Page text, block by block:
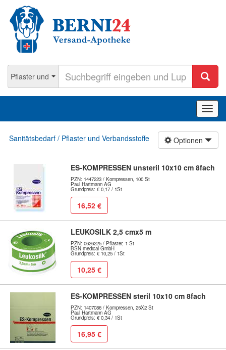
ein-/
Optionen
Sanitätsbedarf / Pflaster und Verbandsstoffe
ES-KOMPRESSEN unsteril 10x10 cm 8fach
PZN: 1447223 / Kompressen, 100 St
Paul Hartmann AG
Grundpreis: € 0,17 / 1St
16,52 €
LEUKOSILK 2,5 cmx5 m
PZN: 0626225 / Pflaster, 1 St
BSN medical GmbH
Grundpreis: € 10,25 / 1St
10,25 €
ES-KOMPRESSEN steril 10x10 cm 8fach
PZN: 1407086 / Kompressen, 25X2 St
Paul Hartmann AG
Grundpreis: € 0,34 / 1St
16,95 €